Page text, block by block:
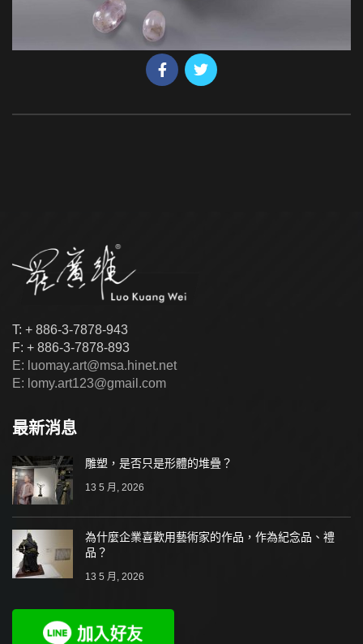
T: + 886-3-7878-943
F: + 886-3-7878-893
E: luomay.art@msa.hinet.net
E: lomy.art123@gmail.com
最新消息
雕塑，是否只是形體的堆疊？
13 5 月, 2026
為什麼企業喜歡用藝術家的作品，作為紀念品、禮
品？
13 5 月, 2026